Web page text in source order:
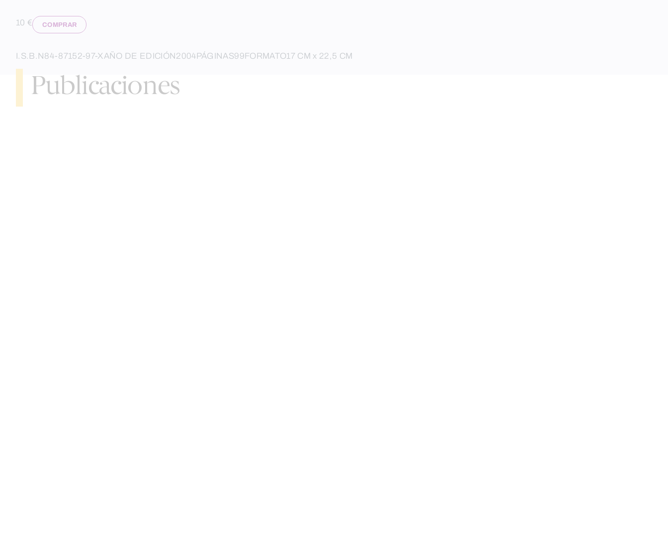
10 € COMPRAR
I.S.B.N84-87152-97-XAÑO DE EDICIÓN2004PÁGINAS99FORMATO17 CM x 22,5 CM
Publicaciones